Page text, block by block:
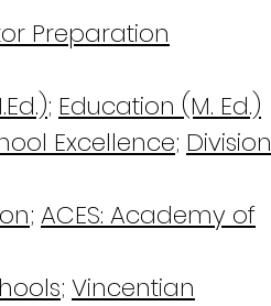
Preparation
; Education (M. Ed.)
Excellence; Division
; ACES: Academy of
; Vincentian